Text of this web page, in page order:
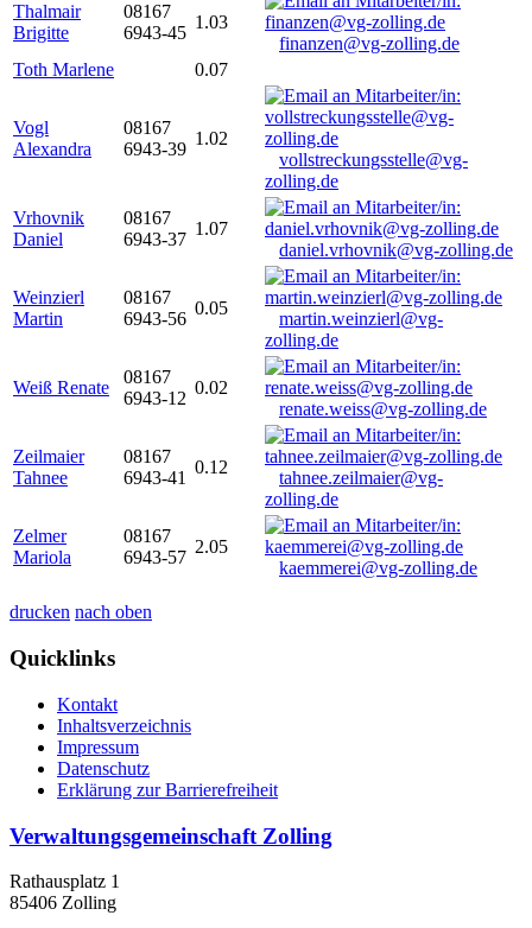
Thalmair
Brigitte
08167
6943-45
1.03
finanzen@vg-zolling.de
Toth Marlene
0.07
Vogl
Alexandra
08167
6943-39
1.02
vollstreckungsstelle@vg-
zolling.de
Vrhovnik
Daniel
08167
6943-37
1.07
daniel.vrhovnik@vg-zolling.de
Weinzierl
Martin
08167
6943-56
0.05
martin.weinzierl@vg-
zolling.de
Weiß Renate
08167
6943-12
0.02
renate.weiss@vg-zolling.de
Zeilmaier
Tahnee
08167
6943-41
0.12
tahnee.zeilmaier@vg-
zolling.de
Zelmer
Mariola
08167
6943-57
2.05
kaemmerei@vg-zolling.de
drucken nach oben
Quicklinks
Kontakt
Inhaltsverzeichnis
Impressum
Datenschutz
Erklärung zur Barrierefreiheit
Verwaltungsgemeinschaft Zolling
Rathausplatz 1
85406 Zolling